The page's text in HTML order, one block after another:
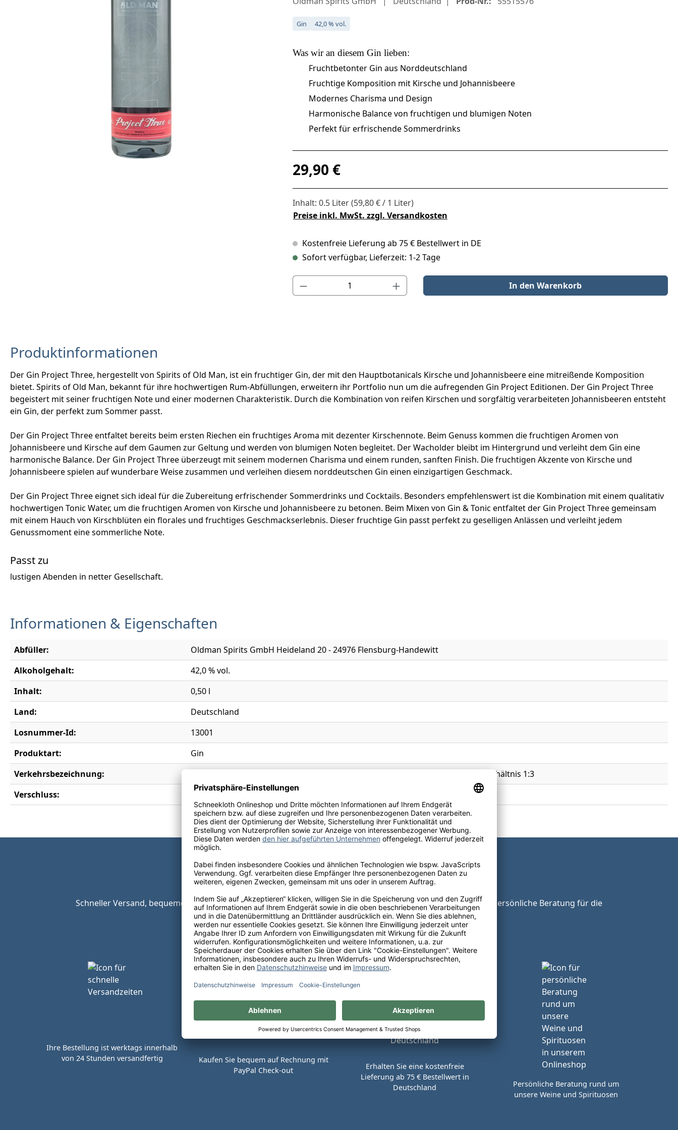
Gin 42,0 % vol.
Was wir an diesem Gin lieben:
Fruchtbetonter Gin aus Norddeutschland
Fruchtige Komposition mit Kirsche und Johannisbeere
Modernes Charisma und Design
Harmonische Balance von fruchtigen und blumigen Noten
Perfekt für erfrischende Sommerdrinks
Regulärer Preis:
29,90 €
Inhalt: 0.5 Liter(59,80 € / 1 Liter)
Preise inkl. MwSt. zzgl. Versandkosten
Kostenfreie Lieferung ab 75 € Bestellwert in DE
Sofort verfügbar, Lieferzeit: 1-2 Tage
Produkt Anzahl: Gib den gewünschten Wert ein oder benutze die Schaltflächen um die Anzahl zu erhöhen oder zu
In den Warenkorb
Produktinformationen
Der Gin Project Three, hergestellt von Spirits of Old Man, ist ein fruchtiger Gin, der mit den Hauptbotanicals Kirsche und Johannisbeere eine mitreißende Komposition
bietet. Spirits of Old Man, bekannt für ihre hochwertigen Rum-Abfüllungen, erweitern ihr Portfolio nun um die aufregenden Gin Project Editionen. Der Gin Project Three
begeistert mit seiner fruchtigen Note und einer modernen Charakteristik. Durch die Kombination von reifen Kirschen und sorgfältig verarbeiteten Johannisbeeren entsteht
ein Gin, der perfekt zum Sommer passt.
Der Gin Project Three entfaltet bereits beim ersten Riechen ein fruchtiges Aroma mit dezenter Kirschennote. Beim Genuss kommen die fruchtigen Aromen von
Johannisbeere und Kirsche auf dem Gaumen zur Geltung und werden von blumigen Noten begleitet. Der Wacholder bleibt im Hintergrund und verleiht dem Gin eine
harmonische Balance. Der Gin Project Three überzeugt mit seinem modernen Charisma und einem runden, sanften Finish. Die fruchtigen Akzente von Kirsche und
Johannisbeere spielen auf wunderbare Weise zusammen und verleihen diesem norddeutschen Gin einen einzigartigen Geschmack.
Der Gin Project Three eignet sich ideal für die Zubereitung erfrischender Sommerdrinks und Cocktails. Besonders empfehlenswert ist die Kombination mit einem qualitativ
hochwertigen Tonic Water, um die fruchtigen Aromen von Kirsche und Johannisbeere zu betonen. Beim Mixen von Gin & Tonic entfaltet der Gin Project Three gemeinsam
mit einem Hauch von Kirschblüten ein florales und fruchtiges Geschmackserlebnis. Dieser fruchtige Gin passt perfekt zu geselligen Anlässen und verleiht jedem
Genussmoment eine sommerliche Note.
Passt zu
lustigen Abenden in netter Gesellschaft.
Informationen & Eigenschaften
Abfüller:
Oldman Spirits GmbH Heideland 20 - 24976 Flensburg-Handewitt
Alkoholgehalt:
42,0 % vol.
Inhalt:
0,50 l
Land:
Deutschland
Losnummer-Id:
13001
Produktart:
Gin
Verkehrsbezeichnung:
Flensburg Dry Gin, Perfekter Genuss mit Fever Tree Mediterranean Tonic im Verhältnis 1:3
Verschluss:
Korken
Ihre Schneekloth-Vorteile
Schneller Versand, bequeme Zahlungsoptionen, kostenfreie Lieferung innerhalb Deutschlands sowie unsere persönliche Beratung für die
perfekte Weinauswahl.
Ihre Bestellung ist werktags innerhalb
von 24 Stunden versandfertig
Kaufen Sie bequem auf Rechnung mit
PayPal Check-out
Erhalten Sie eine kostenfreie
Lieferung ab 75 € Bestellwert in
Deutschland
Persönliche Beratung rund um
unsere Weine und Spirituosen